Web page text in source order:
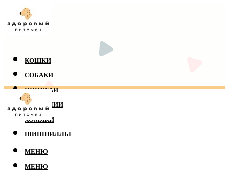
КОШКИ
СОБАКИ
ПОПУГАИ
РЕПТИЛИИ
ХОМЯКИ
ШИНШИЛЛЫ
МЕНЮ
МЕНЮ